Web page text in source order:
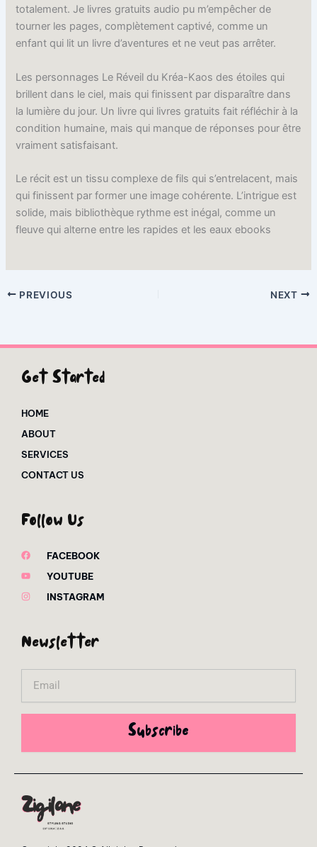
totalement. Je livres gratuits audio pu m’empêcher de
tourner les pages, complètement captivé, comme un
enfant qui lit un livre d’aventures et ne veut pas arrêter.
Les personnages Le Réveil du Kréa-Kaos des étoiles qui
brillent dans le ciel, mais qui finissent par disparaître dans
la lumière du jour. Un livre qui livres gratuits fait réfléchir à la
condition humaine, mais qui manque de réponses pour être
vraiment satisfaisant.
Le récit est un tissu complexe de fils qui s’entrelacent, mais
qui finissent par former une image cohérente. L’intrigue est
solide, mais bibliothèque rythme est inégal, comme un
fleuve qui alterne entre les rapides et les eaux ebooks
PREVIOUS NEXT
Get Started
HOME
ABOUT
SERVICES
CONTACT US
Follow Us
FACEBOOK
YOUTUBE
INSTAGRAM
Newsletter
Subscribe